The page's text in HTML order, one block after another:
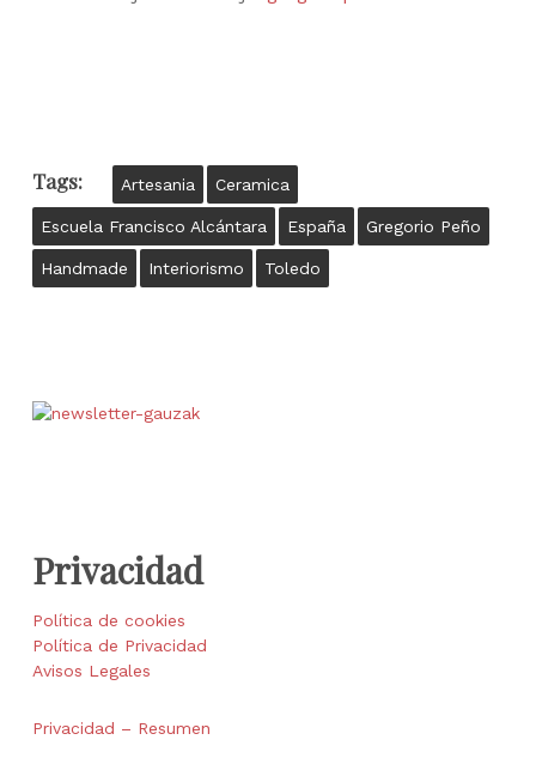
Tags: Artesania Ceramica
Escuela Francisco Alcántara España Gregorio Peño
Handmade Interiorismo Toledo
Privacidad
Política de cookies
Política de Privacidad
Avisos Legales
Privacidad – Resumen